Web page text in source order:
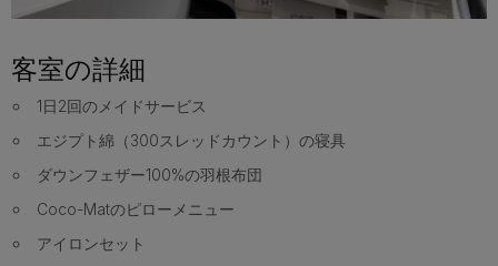
客室の詳細
1日2回のメイドサービス
エジプト綿（300スレッドカウント）の寝具
ダウンフェザー100%の羽根布団
Coco-Matのピローメニュー
アイロンセット